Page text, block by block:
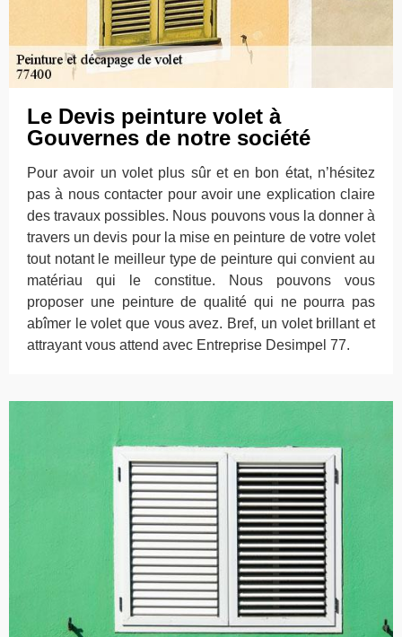
Le Devis peinture volet à
Gouvernes de notre société
Pour avoir un volet plus sûr et en bon état, n’hésitez
pas à nous contacter pour avoir une explication claire
des travaux possibles. Nous pouvons vous la donner à
travers un devis pour la mise en peinture de votre volet
tout notant le meilleur type de peinture qui convient au
matériau qui le constitue. Nous pouvons vous
proposer une peinture de qualité qui ne pourra pas
abîmer le volet que vous avez. Bref, un volet brillant et
attrayant vous attend avec Entreprise Desimpel 77.